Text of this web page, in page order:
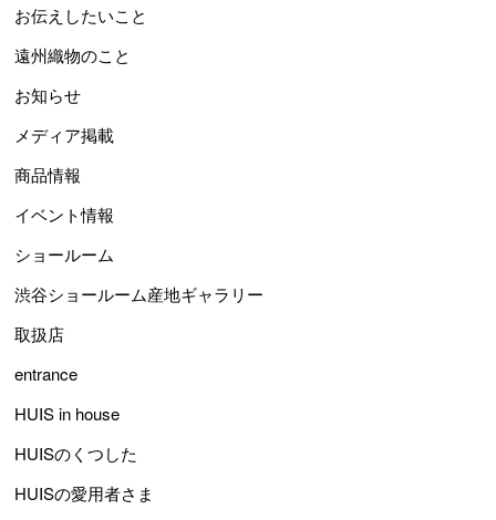
お伝えしたいこと
遠州織物のこと
お知らせ
メディア掲載
商品情報
イベント情報
ショールーム
渋谷ショールーム産地ギャラリー
取扱店
entrance
HUIS in house
HUISのくつした
HUISの愛用者さま